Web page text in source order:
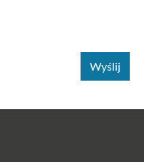
Wyślij